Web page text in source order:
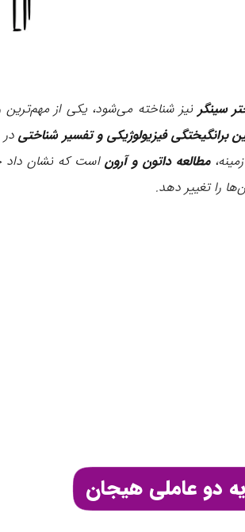
سینگر نیز شناخته می‌شود، یکی از مهم‌ترین
برانگیختگی فیزیولوژیکی و تفسیر شناختیدر
مطالعه داتون و آروناست که نشان داد
را تغییر دهد.
دو عاملی هیجان